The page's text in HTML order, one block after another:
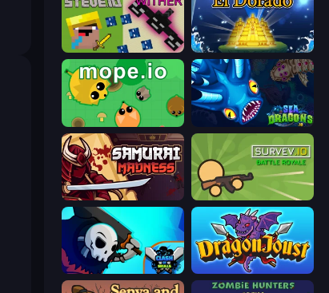
CrazySteve.io El Dorado Lite
Mope.io SeaDragons.io
Samurai Madness Survev.io
Clash of Skulls Dragon Joust (.io)